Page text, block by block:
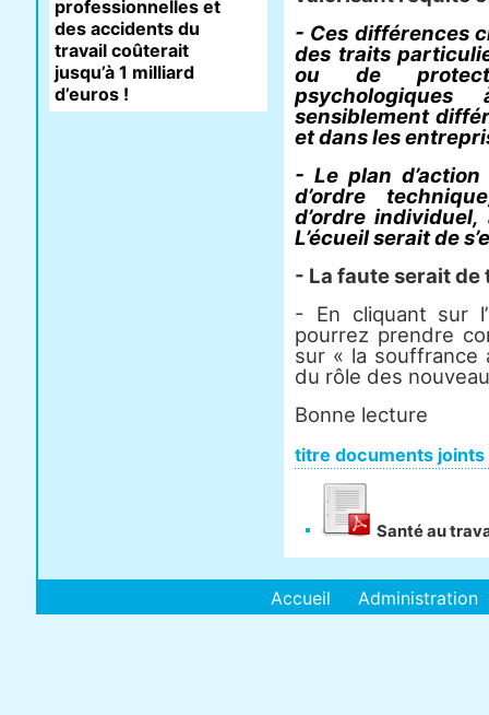
- Ces différences
des traits
ou de
sensiblement
et dans les
- Le plan
d’ordre
d’ordre
L’écueil serait de
- La faute serait
- En cliquant sur
pourrez prendre
sur « la souffrance
du rôle des
Bonne lecture
titre documents joints
Santé au
professionnelles et
des accidents du
travail coûterait
jusqu’à 1 milliard
d’euros !
Accueil Administration